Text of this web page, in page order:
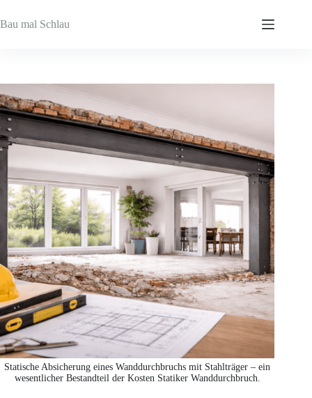
Inhalt
springen
Bau mal Schlau
Statische Absicherung eines Wanddurchbruchs mit Stahlträger – ein
wesentlicher Bestandteil der Kosten Statiker Wanddurchbruch.